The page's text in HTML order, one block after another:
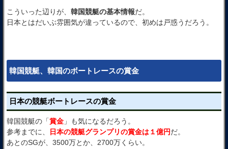
こういった辺りが、 韓国競艇の基本情報だ。
日本とはだいぶ雰囲気が違っているので、初めは戸惑うだろう。
韓国競艇、韓国のボートレースの賞金
日本の競艇ボートレースの賞金
韓国競艇の「賞金 」も気になるだろう。
参考までに、
日本の競艇グランプリの賞金は１億円だ。
あとのSGが、3500万とか、2700万くらい。